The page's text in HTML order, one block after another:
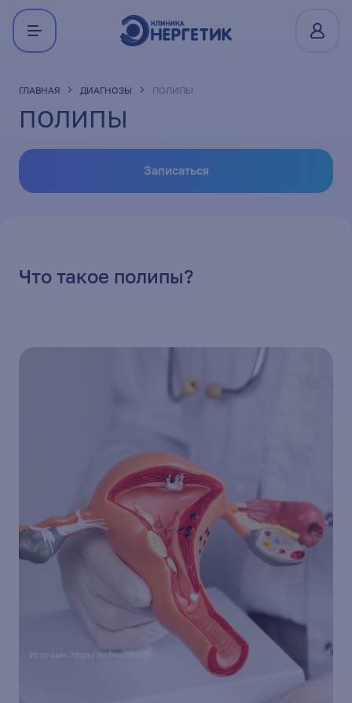
ГЛАВНАЯ ДИАГНОЗЫ ПОЛИПЫ
ПОЛИПЫ
Записаться
Что такое полипы?